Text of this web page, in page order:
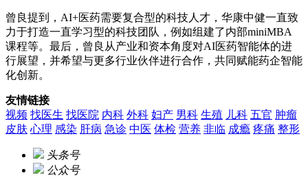
曾良提到，AI+医药需要复合型的科技人才，华康中健一直致
力于打造一直学习型的科技团队，例如组建了内部miniMBA
课程等。最后，曾良从产业和资本角度对AI医药智能体的进
行展望，并希望与更多行业伙伴进行合作，共同赋能药企智能
化创新。
友情链接
视频 找医生 找医院 内科 外科 妇产 男科 生殖 儿科 五官 肿瘤
皮肤 心理 感染 肝病 急诊 中医 体检 营养 非临 成瘾 疼痛 整形
头条号
公众号